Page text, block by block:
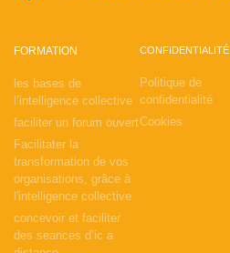
FORMATION
les bases de
l’intelligence collective
faciliter un forum ouvert
Facilitater la
transformation de vos
organisations, grâce à
l'intelligence collective
concevoir et faciliter
des seances d’ic a
CONFIDENTIALITÉ
Politique de
confidentialité
Cookies